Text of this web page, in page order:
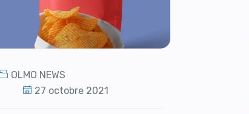
OLMO NEWS
27 octobre 2021